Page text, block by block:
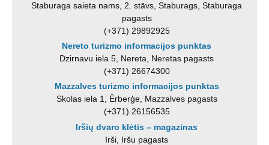
Staburaga saieta nams, 2. stāvs, Staburags, Staburaga
pagasts
(+371) 29892925
Nereto turizmo informacijos punktas
Dzirnavu iela 5, Nereta, Neretas pagasts
(+371) 26674300
Mazzalves turizmo informacijos punktas
Skolas iela 1, Ērberģe, Mazzalves pagasts
(+371) 26156535
Iršių dvaro klėtis – magazinas
Irši, Iršu pagasts